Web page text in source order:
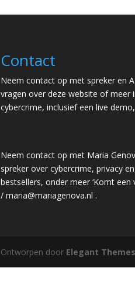
Contact
Neem contact op met spreker en
vragen over deze website of meer
cybercrime, inclusief een live
Neem contact op met Maria
spreker over cybercrime, privacy
bestsellers, onder meer ‘Komt een
/maria@mariagenova.nl .
Ontworpen door Elegant Themes